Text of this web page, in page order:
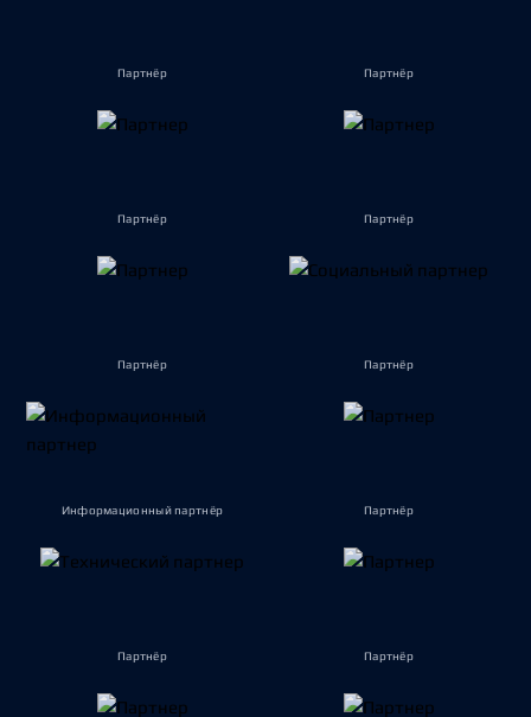
Партнёр Партнёр
Партнёр Партнёр
Партнёр Партнёр
Информационный партнёр Партнёр
Партнёр Партнёр